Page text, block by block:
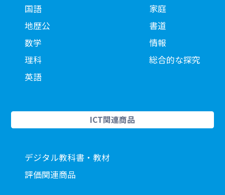
国語
地歴公
数学
理科
英語
家庭
書道
情報
総合的な探究
ICT関連商品
デジタル教科書・教材
評価関連商品